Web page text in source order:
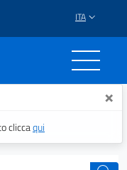
ITA
×
cliccaqui